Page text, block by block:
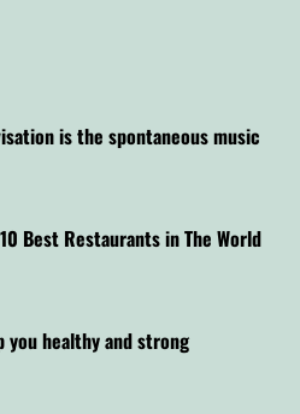
is the spontaneous music
Best Restaurants in The World
you healthy and strong